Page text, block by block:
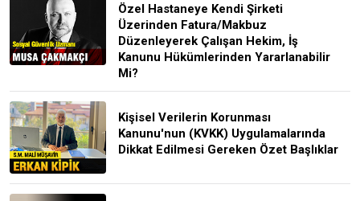
Özel Hastaneye Kendi Şirketi
Üzerinden Fatura/Makbuz
Düzenleyerek Çalışan Hekim, İş
Kanunu Hükümlerinden Yararlanabilir
Mi?
Kişisel Verilerin Korunması
Kanunu'nun (KVKK) Uygulamalarında
Dikkat Edilmesi Gereken Özet Başlıklar